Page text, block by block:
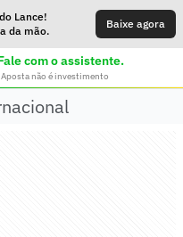
Lance!
da mão.
Baixe agora
com o assistente.
não é investimento